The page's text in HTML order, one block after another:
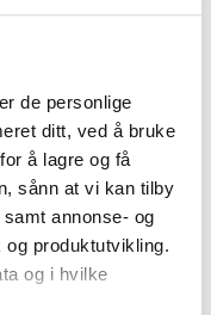
de personlige
ditt, ved å bruke
å lagre og få
sånn at vi kan tilby
annonse- og
produktutvikling.
og i hvilke
closed.